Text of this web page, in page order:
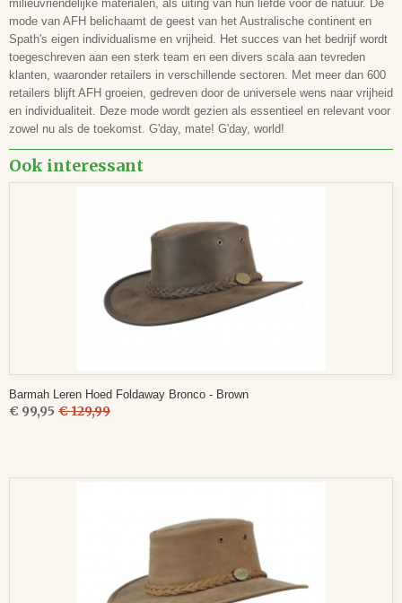
milieuvriendelijke materialen, als uiting van hun liefde voor de natuur. De
mode van AFH belichaamt de geest van het Australische continent en
Spath's eigen individualisme en vrijheid. Het succes van het bedrijf wordt
toegeschreven aan een sterk team en een divers scala aan tevreden
klanten, waaronder retailers in verschillende sectoren. Met meer dan 600
retailers blijft AFH groeien, gedreven door de universele wens naar vrijheid
en individualiteit. Deze mode wordt gezien als essentieel en relevant voor
zowel nu als de toekomst. G'day, mate! G'day, world!
Ook interessant
Barmah Leren Hoed Foldaway Bronco - Brown
€ 99,95 € 129,99